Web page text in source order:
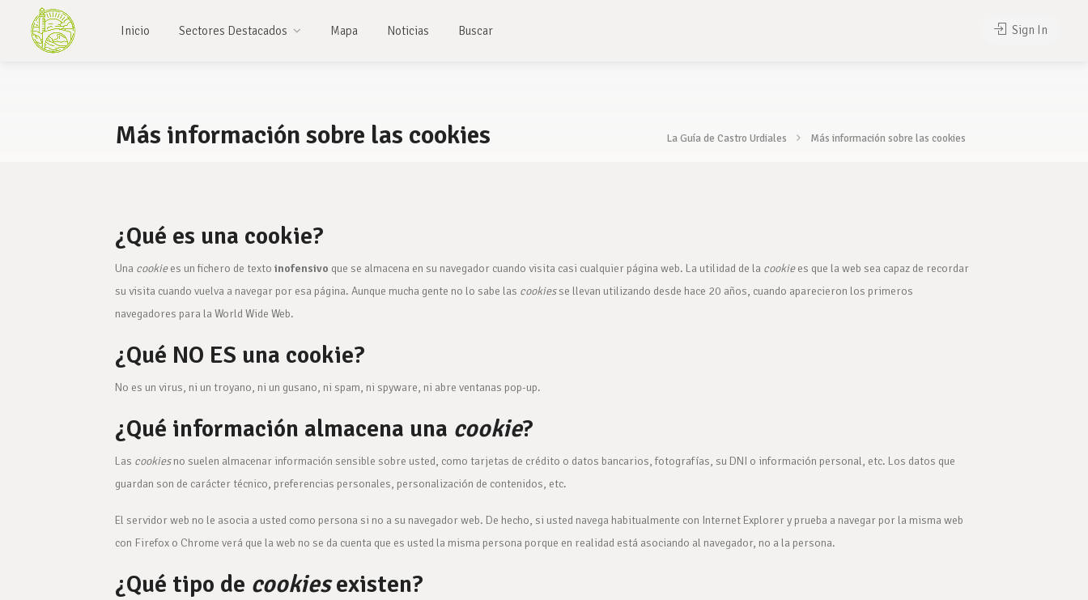
Inicio Sectores Destacados Mapa Noticias Buscar Sign In
Más información sobre las cookies La Guía de Castro Urdiales Más información sobre las cookies
¿Qué es una cookie?
Una cookiees un fichero de texto inofensivo que se almacena en su navegador cuando visita casi cualquier página web. La utilidad de la cookiees que la web sea capaz de recordar
su visita cuando vuelva a navegar por esa página. Aunque mucha gente no lo sabe las cookiesse llevan utilizando desde hace 20 años, cuando aparecieron los primeros
navegadores para la World Wide Web.
¿Qué NO ES una cookie?
No es un virus, ni un troyano, ni un gusano, ni spam, ni spyware, ni abre ventanas pop-up.
¿Qué información almacena una cookie?
Las cookiesno suelen almacenar información sensible sobre usted, como tarjetas de crédito o datos bancarios, fotografías, su DNI o información personal, etc. Los datos que
guardan son de carácter técnico, preferencias personales, personalización de contenidos, etc.
El servidor web no le asocia a usted como persona si no a su navegador web. De hecho, si usted navega habitualmente con Internet Explorer y prueba a navegar por la misma web
con Firefox o Chrome verá que la web no se da cuenta que es usted la misma persona porque en realidad está asociando al navegador, no a la persona.
¿Qué tipo de cookiesexisten?